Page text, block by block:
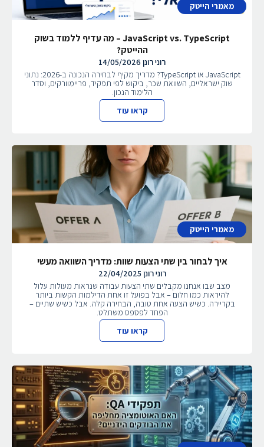
מאמרי הייטק
JavaScript vs. TypeScript – מה עדיף ללמוד בשוק
ההייטק?
רוני רונן 14/05/2026
JavaScript או TypeScript? מדריך מקיף לבחירה הנכונה ב-2026: נתוני
שוק ישראליים, השוואת שכר, ביקוש לפי תפקיד, פריימוורקים, וסדר
הלימוד הנכון.
קראו עוד
מאמרי הייטק
איך לבחור בין שתי הצעות שוות: מדריך השוואה מעשי
רוני רונן 22/04/2025
מצב שבו אנחנו מקבלים שתי הצעות עבודה שנראות מעולות עלול
להיראות כמו חלום – אבל בפועל זו אחת הדילמות הקשות ביותר
בקריירה. כשיש הצעה אחת טובה, הבחירה קלה. אבל כשיש שתיים –
הפחד לפספס משתלט.
קראו עוד